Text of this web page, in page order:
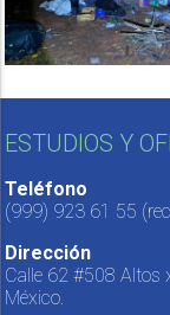
ESTUDIOS Y
Teléfono
(999) 923 61 55
Dirección
Calle 62 #508 Altos
México.